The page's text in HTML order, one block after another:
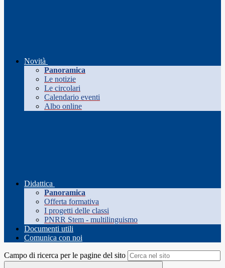
Novità
Panoramica
Le notizie
Le circolari
Calendario eventi
Albo online
Didattica
Panoramica
Offerta formativa
I progetti delle classi
PNRR Stem - multilinguismo
Documenti utili
Comunica con noi
Campo di ricerca per le pagine del sito